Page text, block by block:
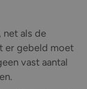
net als de
er gebeld moet
vast aantal